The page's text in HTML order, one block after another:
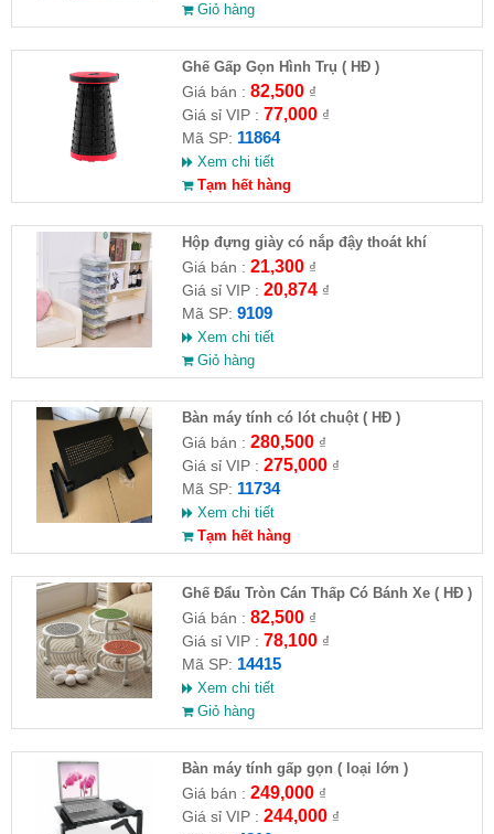
Giỏ hàng
Ghế Gấp Gọn Hình Trụ ( HĐ )
Giá bán : 82,500₫
Giá sỉ VIP : 77,000₫
Mã SP: 11864
Xem chi tiết
Tạm hết hàng
Hộp đựng giày có nắp đậy thoát khí
Giá bán : 21,300₫
Giá sỉ VIP : 20,874₫
Mã SP: 9109
Xem chi tiết
Giỏ hàng
Bàn máy tính có lót chuột ( HĐ )
Giá bán : 280,500₫
Giá sỉ VIP : 275,000₫
Mã SP: 11734
Xem chi tiết
Tạm hết hàng
Ghế Đẩu Tròn Cán Thấp Có Bánh Xe ( HĐ )
Giá bán : 82,500₫
Giá sỉ VIP : 78,100₫
Mã SP: 14415
Xem chi tiết
Giỏ hàng
Bàn máy tính gấp gọn ( loại lớn )
Giá bán : 249,000₫
Giá sỉ VIP : 244,000₫